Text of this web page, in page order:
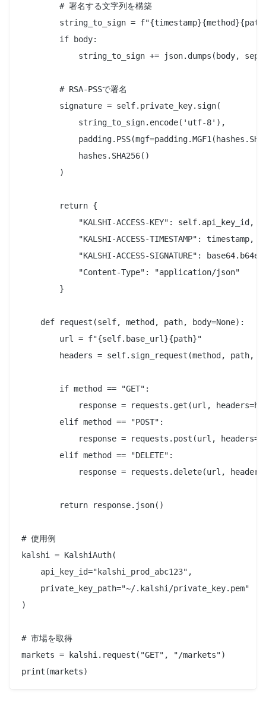
        # 署名する文字列を構築
string_to_sign =
        if body:
string_to_sign += json.dumps(body,
        # RSA-PSSで署名
        signature = self.private_key.sign(
            string_to_sign.encode('utf-8'),
            hashes.SHA256()
        )
        return {
            "KALSHI-ACCESS-KEY": self.api_key_id,
            "KALSHI-ACCESS-TIMESTAMP": timestamp,
"KALSHI-ACCESS-SIGNATURE":
            "Content-Type": "application/json"
        }
    def request(self, method, path, body=None):
        url = f"{self.base_url}{path}"
headers = self.sign_request(method, path,
        if method == "GET":
response = requests.get(url,
        elif method == "POST":
response = requests.post(url,
        elif method == "DELETE":
response = requests.delete(url,
        return response.json()
# 使用例
kalshi = KalshiAuth(
    api_key_id="kalshi_prod_abc123",
    private_key_path="~/.kalshi/private_key.pem"
)
# 市場を取得
markets = kalshi.request("GET", "/markets")